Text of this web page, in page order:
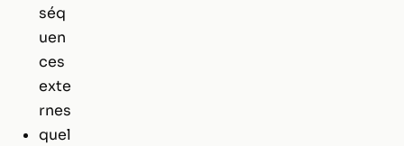
séq
uen
ces
exte
rnes
quel